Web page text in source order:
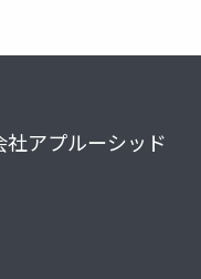
アプルーシッド